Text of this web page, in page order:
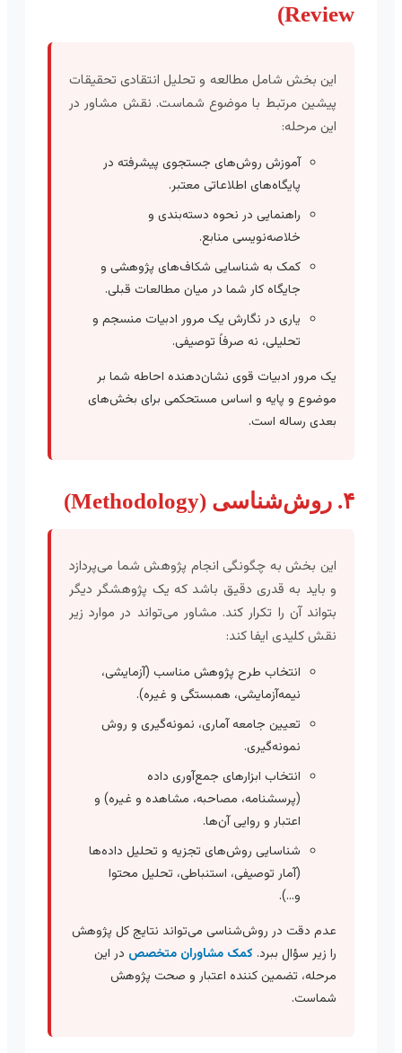
Review)
این بخش شامل مطالعه و تحلیل انتقادی تحقیقات
پیشین مرتبط با موضوع شماست. نقش مشاور در
این مرحله:
آموزش روش‌های جستجوی پیشرفته در
پایگاه‌های اطلاعاتی معتبر.
راهنمایی در نحوه دسته‌بندی و
خلاصه‌نویسی منابع.
کمک به شناسایی شکاف‌های پژوهشی و
جایگاه کار شما در میان مطالعات قبلی.
یاری در نگارش یک مرور ادبیات منسجم و
تحلیلی، نه صرفاً توصیفی.
یک مرور ادبیات قوی نشان‌دهنده احاطه شما بر
موضوع و پایه و اساس مستحکمی برای بخش‌های
بعدی رساله است.
این بخش به چگونگی انجام پژوهش شما می‌پردازد
و باید به قدری دقیق باشد که یک پژوهشگر دیگر
بتواند آن را تکرار کند. مشاور می‌تواند در موارد زیر
نقش کلیدی ایفا کند:
انتخاب طرح پژوهش مناسب (آزمایشی،
نیمه‌آزمایشی، همبستگی و غیره).
تعیین جامعه آماری، نمونه‌گیری و روش
نمونه‌گیری.
انتخاب ابزارهای جمع‌آوری داده
(پرسشنامه، مصاحبه، مشاهده و غیره) و
اعتبار و روایی آن‌ها.
شناسایی روش‌های تجزیه و تحلیل داده‌ها
(آمار توصیفی، استنباطی، تحلیل محتوا
عدم دقت در روش‌شناسی می‌تواند نتایج کل پژوهش
را زیر سؤال ببرد. کمک مشاوران متخصصدر این
مرحله، تضمین کننده اعتبار و صحت پژوهش
شماست.